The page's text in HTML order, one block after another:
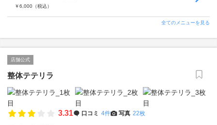
￥6,000 （税込）
全てのメニューを見る
店舗公式
整体テテリラ
3.31 口コミ 4件 写真 22枚